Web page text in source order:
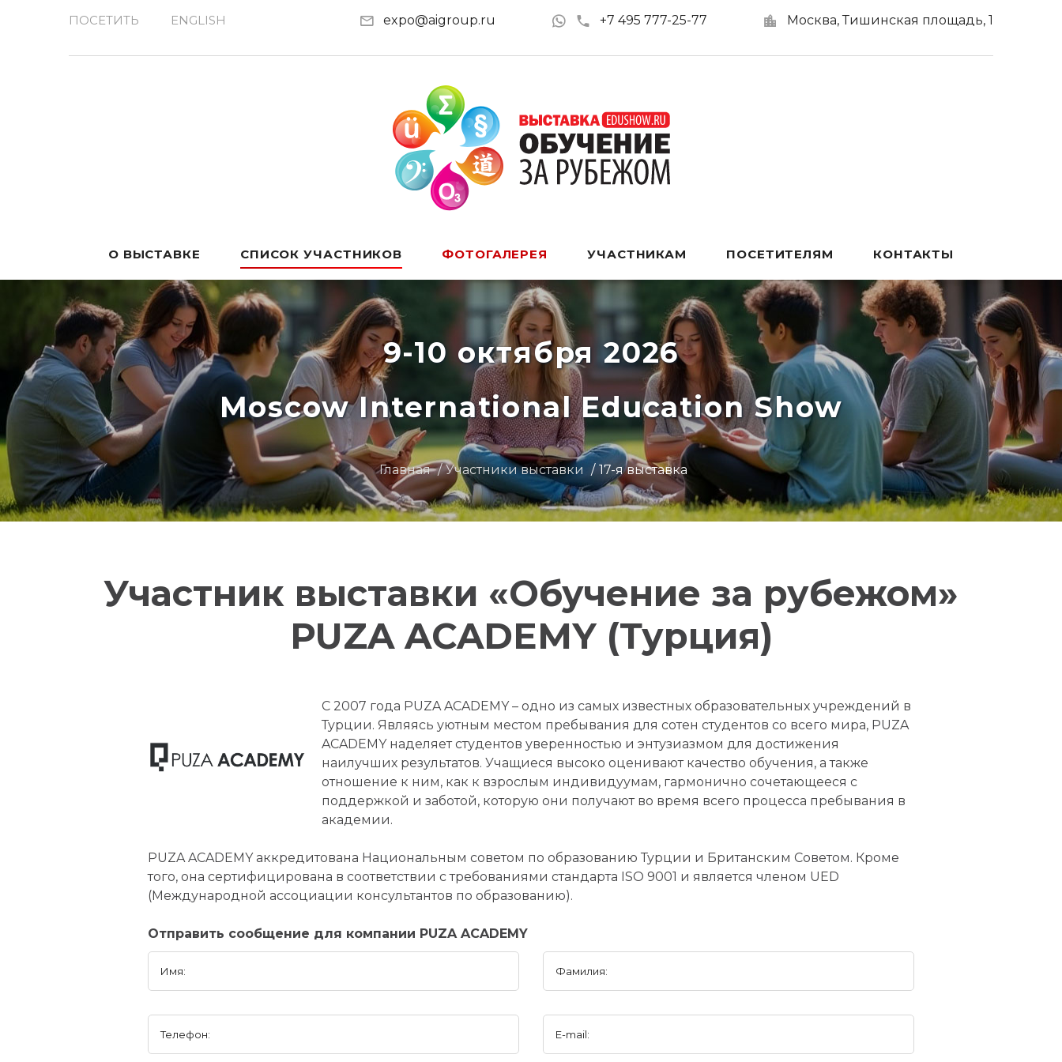
ПОСЕТИТЬ ENGLISH expo@aigroup.ru +7 495 777-25-77 Москва, Тишинская площадь, 1
О ВЫСТАВКЕ СПИСОК УЧАСТНИКОВ ФОТОГАЛЕРЕЯ УЧАСТНИКАМ ПОСЕТИТЕЛЯМ КОНТАКТЫ
9-10 октября 2026
Moscow International Education Show
Главная Участники выставки 17-я выставка
Участник выставки «Обучение за рубежом»
PUZA ACADEMY (Турция)
С 2007 года PUZA ACADEMY – одно из самых известных образовательных учреждений в
Турции. Являясь уютным местом пребывания для сотен студентов со всего мира, PUZA
ACADEMY наделяет студентов уверенностью и энтузиазмом для достижения
наилучших результатов. Учащиеся высоко оценивают качество обучения, а также
отношение к ним, как к взрослым индивидуумам, гармонично сочетающееся с
поддержкой и заботой, которую они получают во время всего процесса пребывания в
академии.
PUZA ACADEMY аккредитована Национальным советом по образованию Турции и Британским Советом. Кроме
того, она сертифицирована в соответствии с требованиями стандарта ISO 9001 и является членом UED
(Международной ассоциации консультантов по образованию).
Отправить сообщение для компании PUZA ACADEMY
Имя: Фамилия:
Телефон: E-mail: